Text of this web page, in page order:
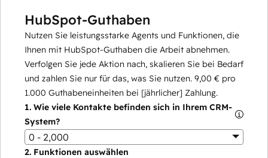
HubSpot-Guthaben
Nutzen Sie leistungsstarke Agents und Funktionen, die
Ihnen mit HubSpot-Guthaben die Arbeit abnehmen.
Verfolgen Sie jede Aktion nach, skalieren Sie bei Bedarf
und zahlen Sie nur für das, was Sie nutzen. 9,00 € pro
1.000 Guthabeneinheiten bei [jährlicher] Zahlung.
1. Wie viele Kontakte befinden sich in Ihrem CRM-
System?
0 - 2,000
2. Funktionen auswählen